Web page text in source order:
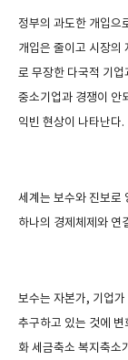
정부의 과도한 개입으
개입은 줄이고 시장의
로 무장한 다국적 기업
중소기업과 경쟁이 안
익빈 현상이 나타난다.
세계는 보수와 진보로
하나의 경제체제와 연
보수는 자본가, 기업가
추구하고 있는 것에
화 세금축소 복지축소